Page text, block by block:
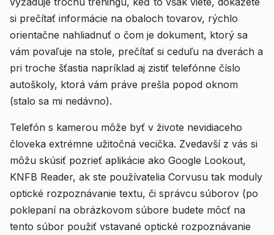
si prečítať informácie na obaloch tovarov, rýchlo
orientačne nahliadnuť o čom je dokument, ktorý sa
vám povaľuje na stole, prečítať si ceduľu na dverách a
pri troche šťastia napríklad aj zistiť telefónne číslo
autoškoly, ktorá vám práve prešla popod oknom
(stalo sa mi nedávno).
Telefón s kamerou môže byť v živote nevidiaceho
človeka extrémne užitočná vecička. Zvedavší z vás si
môžu skúsiť pozrieť aplikácie ako Google Lookout,
KNFB Reader, ak ste používatelia Corvusu tak moduly
optické rozpoznávanie textu, či správcu súborov (po
poklepaní na obrázkovom súbore budete môcť na
tento súbor použiť vstavané optické rozpoznávanie